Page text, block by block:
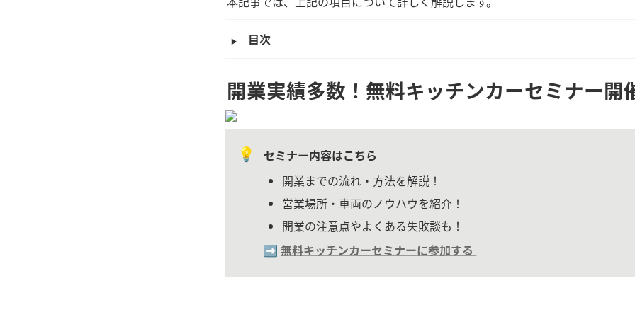
‣ 目次
開業実績多数！無料キッチンカーセミナー開
💡
セミナー内容はこちら
開業までの流れ・方法を解説！
営業場所・車両のノウハウを紹介！
開業の注意点やよくある失敗談も！
➡️ 無料キッチンカーセミナーに参加する